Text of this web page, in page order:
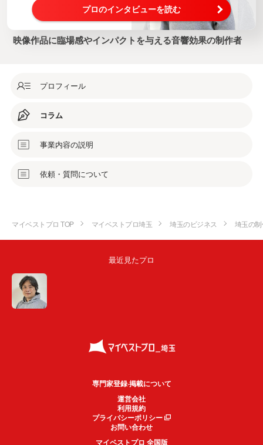
プロのインタビューを読む
映像作品に臨場感やインパクトを与える音響効果の制作者
プロフィール
コラム
事業内容の説明
依頼・質問について
マイベストプロ TOP マイベストプロ埼玉 埼玉のビジネス 埼玉の
最近見たプロ
専門家登録·掲載について
運営会社
利用規約
プライバシーポリシー
お問い合わせ
マイベストプロ 全国版